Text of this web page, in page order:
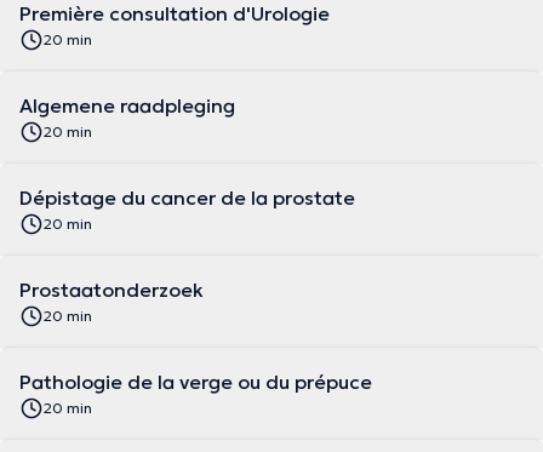
Première consultation d'Urologie
20 min
Algemene raadpleging
20 min
Dépistage du cancer de la prostate
20 min
Prostaatonderzoek
20 min
Pathologie de la verge ou du prépuce
20 min